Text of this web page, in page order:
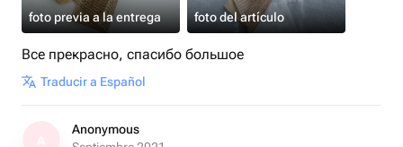
foto previa a la entrega foto del artículo
Все прекрасно, спасибо большое
Traducir a Español
Anonymous